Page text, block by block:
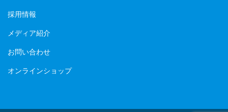
採用情報
メディア紹介
お問い合わせ
オンラインショップ